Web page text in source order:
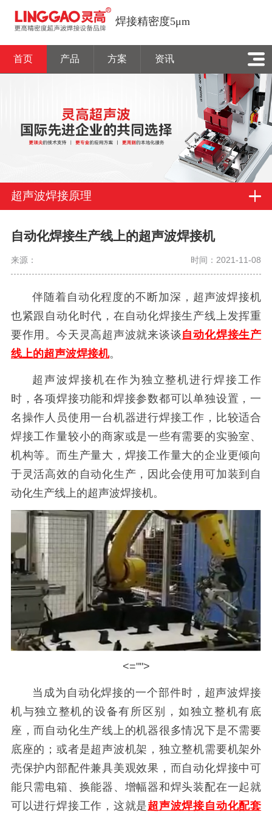
焊接精密度5μm
首页 产品 方案 资讯
超声波焊接原理
自动化焊接生产线上的超声波焊接机
来源： 时间：2021-11-08
伴随着自动化程度的不断加深，超声波焊接机
也紧跟自动化时代，在自动化焊接生产线上发挥重
要作用。今天灵高超声波就来谈谈自动化焊接生产
线上的超声波焊接机。
超声波焊接机在作为独立整机进行焊接工作
时，各项焊接功能和焊接参数都可以单独设置，一
名操作人员使用一台机器进行焊接工作，比较适合
焊接工作量较小的商家或是一些有需要的实验室、
机构等。而生产量大，焊接工作量大的企业更倾向
于灵活高效的自动化生产，因此会使用可加装到自
动化生产线上的超声波焊接机。
<="">
当成为自动化焊接的一个部件时，超声波焊接
机与独立整机的设备有所区别，如独立整机有底
座，而自动化生产线上的机器很多情况下是不需要
底座的；或者是超声波机架，独立整机需要机架外
壳保护内部配件兼具美观效果，而自动化焊接中可
能只需电箱、换能器、增幅器和焊头装配在一起就
可以进行焊接工作，这就是超声波焊接自动化配套